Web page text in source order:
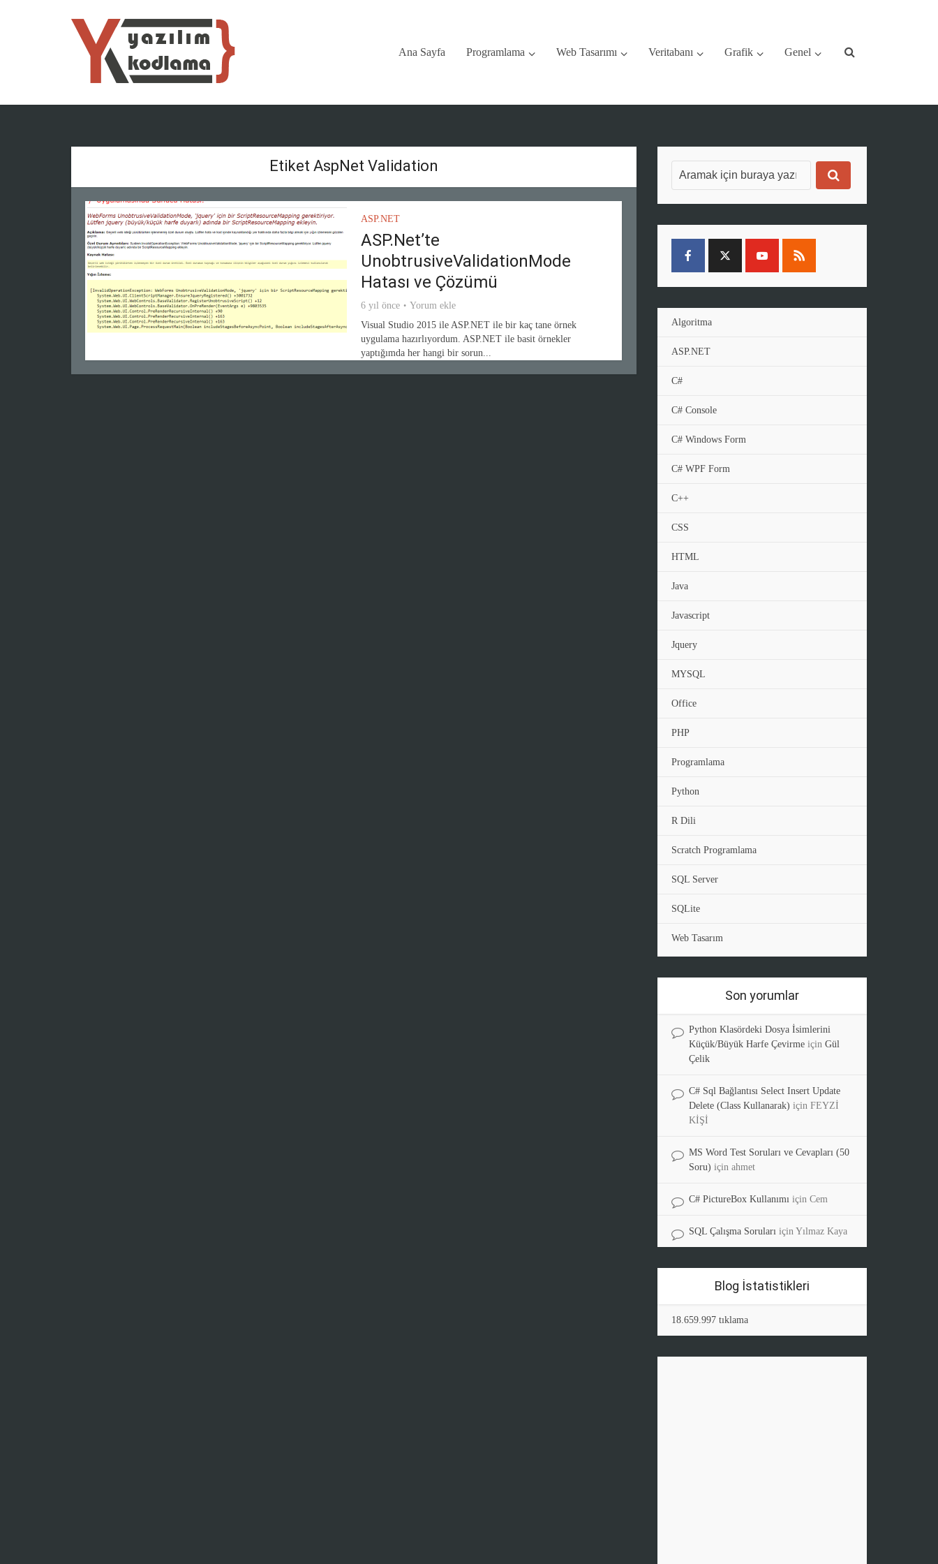
Ana Sayfa Programlama Web Tasarımı Veritabanı Grafik Genel
Etiket AspNet Validation
ASP.NET
ASP.Net’te
UnobtrusiveValidationMode
Hatası ve Çözümü
6 yıl önce
Yorum ekle
Visual Studio 2015 ile ASP.NET ile bir kaç tane örnek
uygulama hazırlıyordum. ASP.NET ile basit örnekler
yaptığımda her hangi bir sorun...
Algoritma
ASP.NET
C#
C# Console
C# Windows Form
C# WPF Form
C++
CSS
HTML
Java
Javascript
Jquery
MYSQL
Office
PHP
Programlama
Python
R Dili
Scratch Programlama
SQL Server
SQLite
Web Tasarım
Son yorumlar
Python Klasördeki Dosya İsimlerini
Küçük/Büyük Harfe Çevirme için Gül
Çelik
C# Sql Bağlantısı Select Insert Update
Delete (Class Kullanarak) için FEYZİ
KİŞİ
MS Word Test Soruları ve Cevapları (50
Soru) için ahmet
C# PictureBox Kullanımı için Cem
SQL Çalışma Soruları için Yılmaz Kaya
Blog İstatistikleri
18.659.997 tıklama